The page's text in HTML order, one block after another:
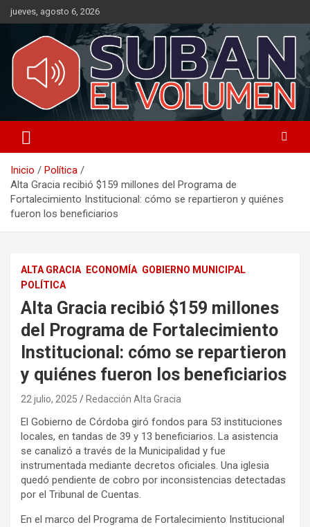
Saltar
al
contenido
jueves, agosto 6, 2026
Suban el Volumen
Noticias Locales, análisis crítico, comunidad, Alta Gracia,
Departamento Santamaría
Inicio
Política
Alta Gracia recibió $159 millones del Programa de
Fortalecimiento Institucional: cómo se repartieron y quiénes
fueron los beneficiarios
ALTA GRACIA ECONOMÍA GOBIERNO MUNICIPAL
POLÍTICA
Alta Gracia recibió $159 millones
del Programa de Fortalecimiento
Institucional: cómo se repartieron
y quiénes fueron los beneficiarios
22 julio, 2025 Redacción Alta Gracia
El Gobierno de Córdoba giró fondos para 53 instituciones
locales, en tandas de 39 y 13 beneficiarios. La asistencia
se canalizó a través de la Municipalidad y fue
instrumentada mediante decretos oficiales. Una iglesia
quedó pendiente de cobro por inconsistencias detectadas
por el Tribunal de Cuentas.
En el marco del Programa de Fortalecimiento Institucional